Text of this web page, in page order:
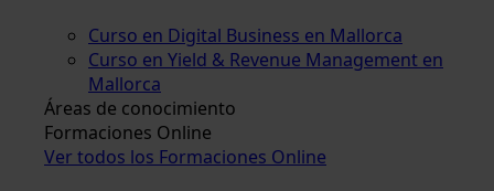
Curso en Digital Business en Mallorca
Curso en Yield & Revenue Management en
Mallorca
Áreas de conocimiento
Formaciones Online
Ver todos los Formaciones Online